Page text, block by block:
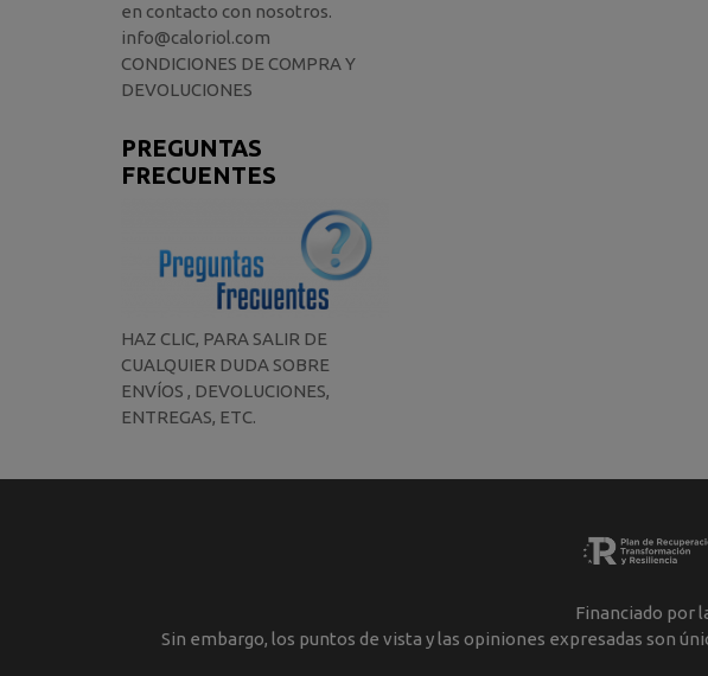
en contacto con nosotros.
info@caloriol.com
CONDICIONES DE COMPRA Y
DEVOLUCIONES
PREGUNTAS
FRECUENTES
HAZ CLIC, PARA SALIR DE
CUALQUIER DUDA SOBRE
ENVÍOS , DEVOLUCIONES,
ENTREGAS, ETC.
Financiado por
Sin embargo, los puntos de vista y las opiniones expresadas son